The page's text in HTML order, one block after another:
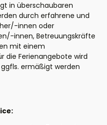
in überschaubaren
durch erfahrene und
innen oder
innen, Betreuungskräfte
mit einem
die Ferienangebote wird
ermäßigt werden